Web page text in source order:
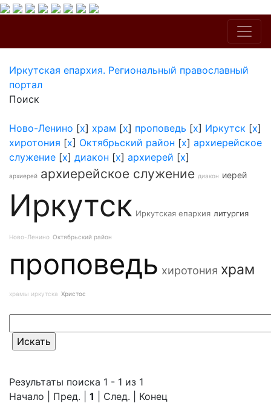
Иркутская епархия. Региональный православный
портал
Поиск
Ново-Ленино [x] храм [x] проповедь [x] Иркутск [x]
хиротония [x] Октябрьский район [x] архиерейское
служение [x] диакон [x] архиерей [x]
архиерей архиерейское служение диакон иерей
Иркутск Иркутская епархия литургия
Ново-Ленино Октябрьский район
проповедь хиротония храм
храмы иркутска Христос
Результаты поиска 1 - 1 из 1
Начало | Пред. | 1 | След. | Конец